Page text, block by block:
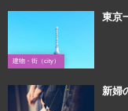
建物・街（city）
東京
新婦